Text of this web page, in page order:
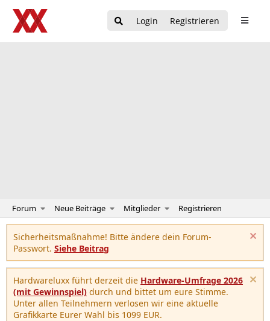
Login Registrieren
Forum Neue Beiträge Mitglieder Registrieren
Sicherheitsmaßnahme! Bitte ändere dein Forum-
Passwort. Siehe Beitrag
Hardwareluxx führt derzeit die Hardware-Umfrage 2026
(mit Gewinnspiel) durch und bittet um eure Stimme.
Unter allen Teilnehmern verlosen wir eine aktuelle
Grafikkarte Eurer Wahl bis 1099 EUR.